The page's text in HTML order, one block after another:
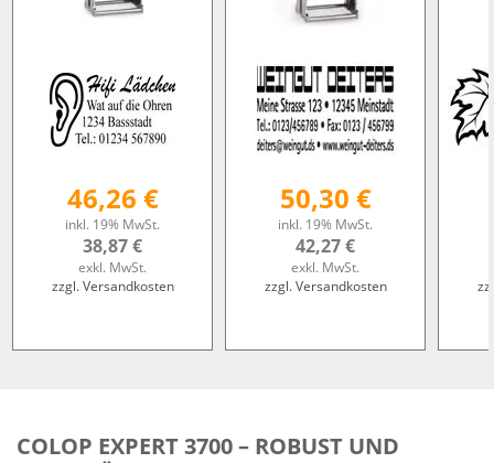
46,26 €
inkl. 19% MwSt.
38,87 €
exkl. MwSt.
zzgl. Versandkosten
50,30 €
inkl. 19% MwSt.
42,27 €
exkl. MwSt.
zzgl. Versandkosten
COLOP EXPERT 3700 – ROBUST UND